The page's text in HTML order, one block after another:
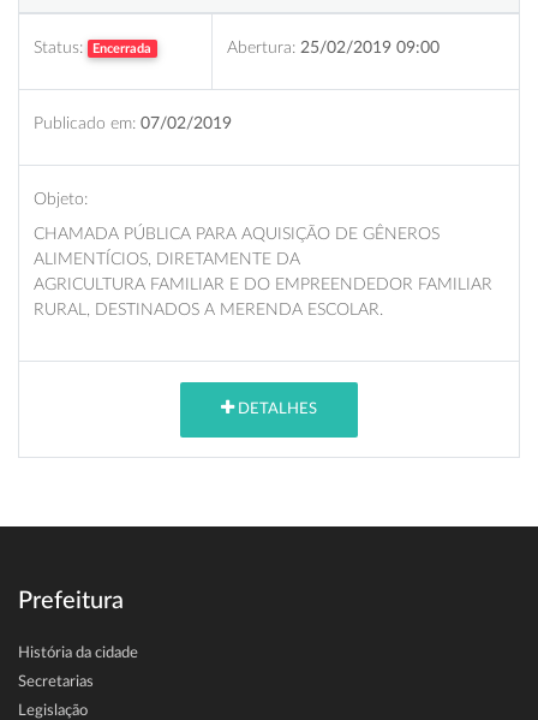
Status: Encerrada Abertura: 25/02/2019 09:00
Publicado em: 07/02/2019
Objeto:
CHAMADA PÚBLICA PARA AQUISIÇÃO DE GÊNEROS
ALIMENTÍCIOS, DIRETAMENTE DA
AGRICULTURA FAMILIAR E DO EMPREENDEDOR FAMILIAR
RURAL, DESTINADOS A MERENDA ESCOLAR.
DETALHES
Prefeitura
História da cidade
Secretarias
Legislação